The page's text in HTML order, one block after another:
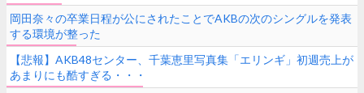
岡田奈々の卒業日程が公にされたことでAKBの次のシングルを発表
する環境が整った
【悲報】AKB48センター、千葉恵里写真集「エリンギ」初週売上が
あまりにも酷すぎる・・・